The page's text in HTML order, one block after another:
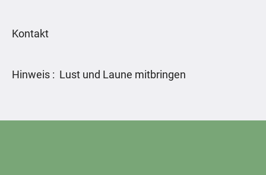
Kontakt
Hinweis : Lust und Laune mitbringen